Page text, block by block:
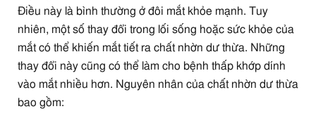
Điều này là bình thường ở đôi mắt khỏe mạnh. Tuy
nhiên, một số thay đổi trong lối sống hoặc sức khỏe của
mắt có thể khiến mắt tiết ra chất nhờn dư thừa. Những
thay đổi này cũng có thể làm cho bệnh thấp khớp dính
vào mắt nhiều hơn. Nguyên nhân của chất nhờn dư thừa
bao gồm: